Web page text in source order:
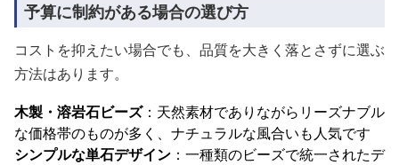
予算に制約がある場合の選び方
コストを抑えたい場合でも、品質を大きく落とさずに選ぶ
方法はあります。
木製・溶岩石ビーズ：天然素材でありながらリーズナブル
な価格帯のものが多く、ナチュラルな風合いも人気です
シンプルな単石デザイン ：一種類のビーズで統一されたデ